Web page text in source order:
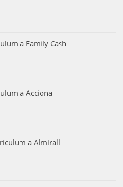
a Family Cash
a Acciona
a Almirall